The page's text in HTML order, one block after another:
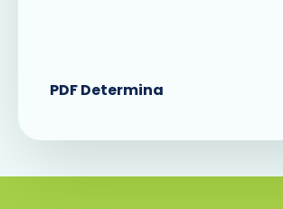
PDF Determina